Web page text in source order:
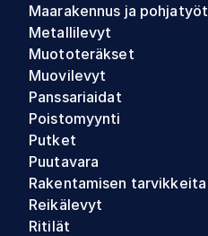
Maarakennus ja pohjatyöt
Metallilevyt
Muototeräkset
Muovilevyt
Panssariaidat
Poistomyynti
Putket
Puutavara
Rakentamisen tarvikkeita
Reikälevyt
Ritilät